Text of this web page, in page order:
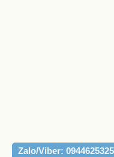
Zalo/Viber: